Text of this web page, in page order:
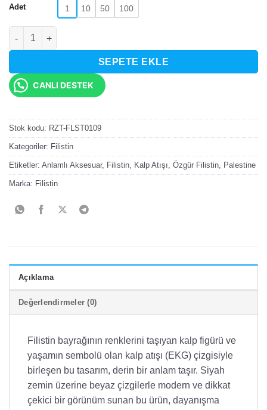
Adet 1 10 50 100
Filistin Kalp Atışı Tasarımlı Rozet adet
SEPETE EKLE
CANLI DESTEK
Stok kodu: RZT-FLST0109
Kategoriler: Filistin
Etiketler: Anlamlı Aksesuar, Filistin, Kalp Atışı, Özgür Filistin, Palestine
Marka: Filistin
Açıklama
Değerlendirmeler (0)
Filistin bayrağının renklerini taşıyan kalp figürü ve
yaşamın sembolü olan kalp atışı (EKG) çizgisiyle
birleşen bu tasarım, derin bir anlam taşır. Siyah
zemin üzerine beyaz çizgilerle modern ve dikkat
çekici bir görünüm sunan bu ürün, dayanışma